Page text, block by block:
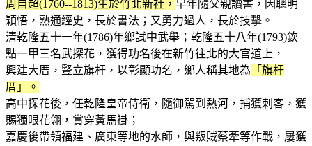
周自超(1760--1813)生於竹北新社， 早年隨父親讀書，因聰明
穎悟，熟通經史，長於書法；又勇力過人，長於技擊。
清乾隆五十一年(1786)年鄉試中武舉；乾隆五十八年(1793)欽
點一甲三名武探花，獲得功名後在新竹往北的大官道上，
興建大厝，豎立旗杆，以彰顯功名，鄉人稱其地為 「旗杆
厝」。
高中探花後，任乾隆皇帝侍衛，隨御駕到熱河，捕獲刺客，獲
賜獨眼花翎，賞穿黃馬褂；
嘉慶後帶領福建、廣東等地的水師，與叛賊蔡牽等作戰，屢獲